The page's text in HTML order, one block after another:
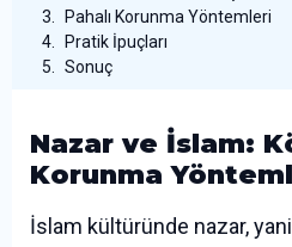
Pahalı Korunma Yöntemleri
Pratik İpuçları
Sonuç
Nazar ve İslam:
Korunma
İslam kültüründe nazar,